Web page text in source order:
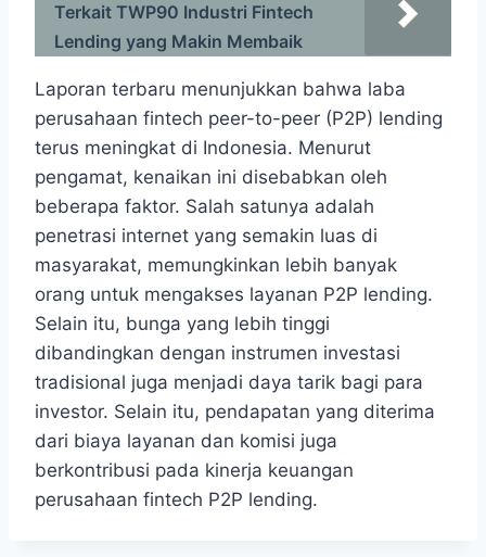
Terkait TWP90 Industri Fintech
Lending yang Makin Membaik
Laporan terbaru menunjukkan bahwa laba
perusahaan fintech peer-to-peer (P2P) lending
terus meningkat di Indonesia. Menurut
pengamat, kenaikan ini disebabkan oleh
beberapa faktor. Salah satunya adalah
penetrasi internet yang semakin luas di
masyarakat, memungkinkan lebih banyak
orang untuk mengakses layanan P2P lending.
Selain itu, bunga yang lebih tinggi
dibandingkan dengan instrumen investasi
tradisional juga menjadi daya tarik bagi para
investor. Selain itu, pendapatan yang diterima
dari biaya layanan dan komisi juga
berkontribusi pada kinerja keuangan
perusahaan fintech P2P lending.